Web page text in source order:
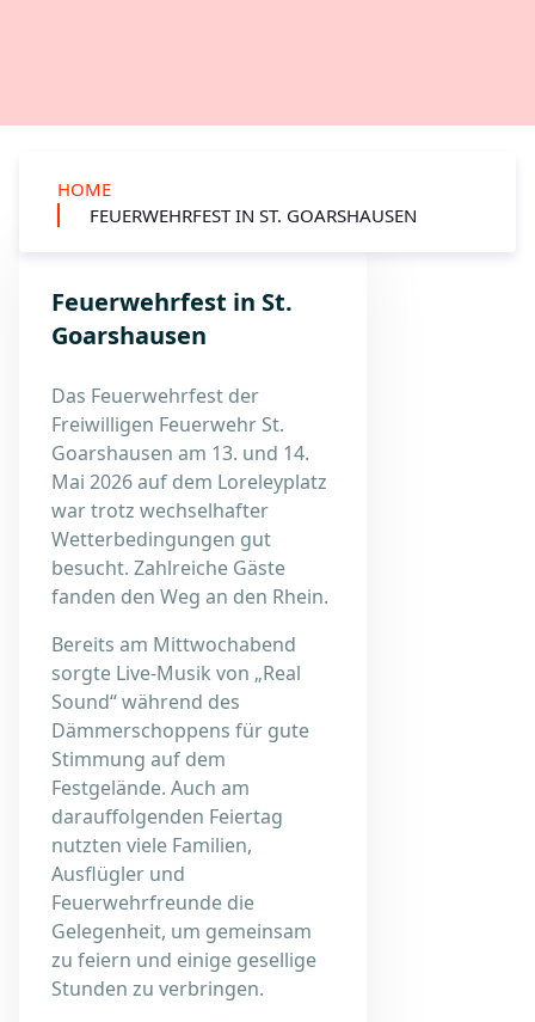
HOME
FEUERWEHRFEST IN ST. GOARSHAUSEN
Feuerwehrfest in St.
Goarshausen
Das Feuerwehrfest der
Freiwilligen Feuerwehr St.
Goarshausen am 13. und 14.
Mai 2026 auf dem Loreleyplatz
war trotz wechselhafter
Wetterbedingungen gut
besucht. Zahlreiche Gäste
fanden den Weg an den Rhein.
Bereits am Mittwochabend
sorgte Live-Musik von „Real
Sound“ während des
Dämmerschoppens für gute
Stimmung auf dem
Festgelände. Auch am
darauffolgenden Feiertag
nutzten viele Familien,
Ausflügler und
Feuerwehrfreunde die
Gelegenheit, um gemeinsam
zu feiern und einige gesellige
Stunden zu verbringen.